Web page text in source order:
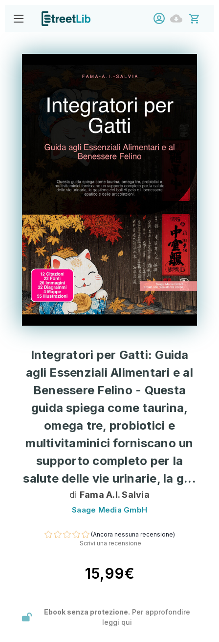
Integratori per Gatti: Guida
agli Essenziali Alimentari e al
Benessere Felino - Questa
guida spiega come taurina,
omega tre, probiotici e
multivitaminici forniscano un
supporto completo per la
salute delle vie urinarie, la g...
di Fama A.I. Salvia
Saage Media GmbH
(Ancora nessuna recensione)
Scrivi una recensione
15,99€
Ebook senza protezione. Per approfondire
leggi qui